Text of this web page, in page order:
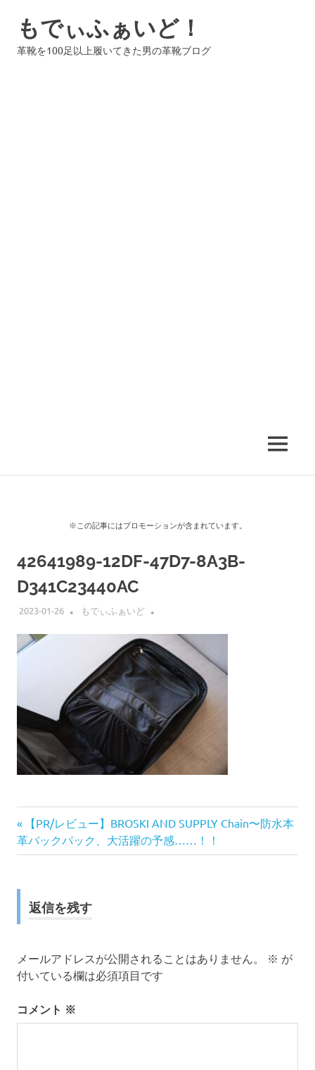
もでぃふぁいど！
革靴を100足以上履いてきた男の革靴ブログ
MENU
※この記事にはプロモーションが含まれています。
42641989-12DF-47D7-8A3B-
D341C23440AC
2023-01-26 もでぃふぁいど
投
稿
ナ
ビ
ー
シ
前
の
記
【PR/レビュー】BROSKI AND SUPPLY Chain〜防水本
革バックパック、大活躍の予感……！！
返信を残す
メールアドレスが公開されることはありません。 ※ が
付いている欄は必須項目です
コメント ※